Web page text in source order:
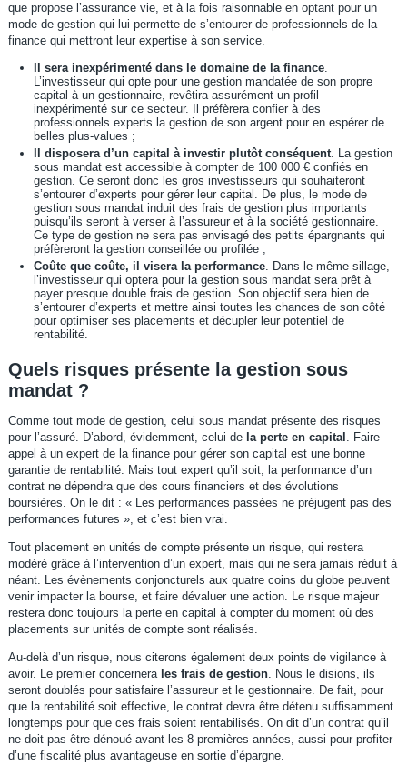
que propose l’assurance vie, et à la fois raisonnable en optant pour un
mode de gestion qui lui permette de s’entourer de professionnels de la
finance qui mettront leur expertise à son service.
Il sera inexpérimenté dans le domaine de la finance.
L’investisseur qui opte pour une gestion mandatée de son propre
capital à un gestionnaire, revêtira assurément un profil
inexpérimenté sur ce secteur. Il préfèrera confier à des
professionnels experts la gestion de son argent pour en espérer de
belles plus-values ;
Il disposera d’un capital à investir plutôt conséquent. La gestion
sous mandat est accessible à compter de 100 000 € confiés en
gestion. Ce seront donc les gros investisseurs qui souhaiteront
s’entourer d’experts pour gérer leur capital. De plus, le mode de
gestion sous mandat induit des frais de gestion plus importants
puisqu’ils seront à verser à l’assureur et à la société gestionnaire.
Ce type de gestion ne sera pas envisagé des petits épargnants qui
préfèreront la gestion conseillée ou profilée ;
Coûte que coûte, il visera la performance. Dans le même sillage,
l’investisseur qui optera pour la gestion sous mandat sera prêt à
payer presque double frais de gestion. Son objectif sera bien de
s’entourer d’experts et mettre ainsi toutes les chances de son côté
pour optimiser ses placements et décupler leur potentiel de
rentabilité.
Quels risques présente la gestion sous
mandat ?
Comme tout mode de gestion, celui sous mandat présente des risques
pour l’assuré. D’abord, évidemment, celui dela perte en capital . Faire
appel à un expert de la finance pour gérer son capital est une bonne
garantie de rentabilité. Mais tout expert qu’il soit, la performance d’un
contrat ne dépendra que des cours financiers et des évolutions
boursières. On le dit : « Les performances passées ne préjugent pas des
performances futures », et c’est bien vrai.
Tout placement en unités de compte présente un risque, qui restera
modéré grâce à l’intervention d’un expert, mais qui ne sera jamais réduit à
néant. Les évènements conjoncturels aux quatre coins du globe peuvent
venir impacter la bourse, et faire dévaluer une action. Le risque majeur
restera donc toujours la perte en capital à compter du moment où des
placements sur unités de compte sont réalisés.
Au-delà d’un risque, nous citerons également deux points de vigilance à
avoir. Le premier concernera les frais de gestion. Nous le disions, ils
seront doublés pour satisfaire l’assureur et le gestionnaire. De fait, pour
que la rentabilité soit effective, le contrat devra être détenu suffisamment
longtemps pour que ces frais soient rentabilisés. On dit d’un contrat qu’il
ne doit pas être dénoué avant les 8 premières années, aussi pour profiter
d’une fiscalité plus avantageuse en sortie d’épargne.